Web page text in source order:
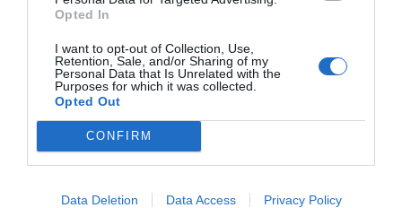
Opted In
I want to opt-out of Collection, Use,
Retention, Sale, and/or Sharing of my
Personal Data that Is Unrelated with the
Purposes for which it was collected.
Opted Out
CONFIRM
Data Deletion Data Access Privacy Policy
2Playbook Club